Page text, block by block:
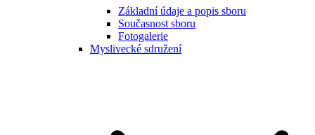
Základní údaje a popis sboru
Současnost sboru
Fotogalerie
Myslivecké sdružení